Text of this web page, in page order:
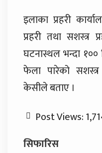
इलाका प्रहरी
प्रहरी तथा सशस्त्र
घटनास्थल भन्दा
फेला पारेको
केसीले बताए ।
Post Views:
सिफारिस